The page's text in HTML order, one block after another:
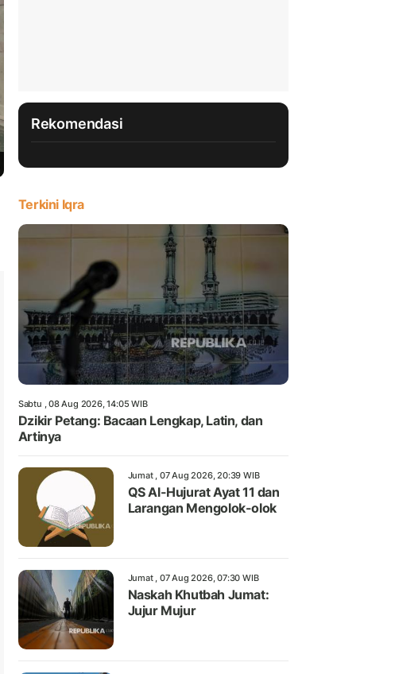
Rekomendasi
Terkini Iqra
Sabtu , 08 Aug 2026, 14:05 WIB
Dzikir Petang: Bacaan Lengkap, Latin, dan
Artinya
Jumat , 07 Aug 2026, 20:39 WIB
QS Al-Hujurat Ayat 11 dan
Larangan Mengolok-olok
Jumat , 07 Aug 2026, 07:30 WIB
Naskah Khutbah Jumat:
Jujur Mujur